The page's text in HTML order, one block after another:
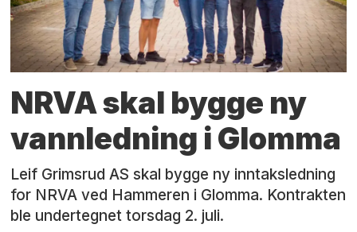
NRVA skal bygge ny
vannledning i Glomma
Leif Grimsrud AS skal bygge ny inntaksledning
for NRVA ved Hammeren i Glomma. Kontrakten
ble undertegnet torsdag 2. juli.